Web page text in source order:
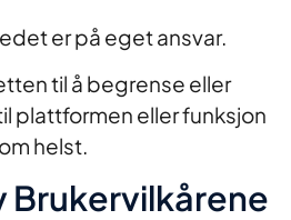
er på eget ansvar.
til å begrense eller
plattformen eller funksjon
helst.
Brukervilkårene